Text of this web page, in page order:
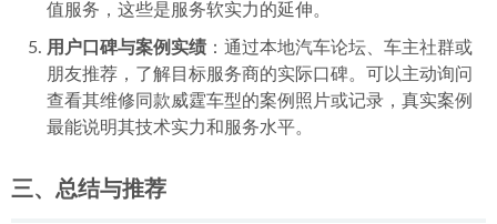
专业资质与品牌专注度 ：优先考察门店是否具备合法的
二类及以上汽车维修资质。更重要的是，了解其是否长
期专注于奔驰或至少是德系高端品牌。专修意味着更深
的故障数据库积累、更齐全的专用工具以及技师更熟练
核心技术团队背景